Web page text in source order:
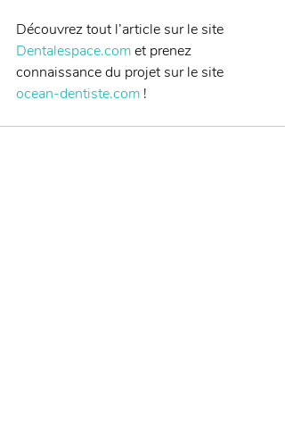
Découvrez tout l’article sur le site
Dentalespace.com et prenez
connaissance du projet sur le site
ocean-dentiste.com !